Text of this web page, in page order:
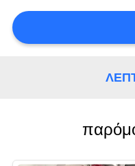
ΖΗΤΉΣΤΕ
SITEMAP